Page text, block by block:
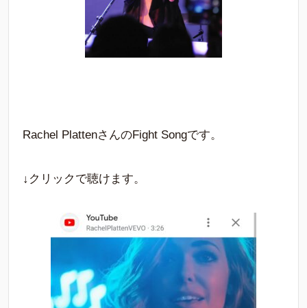
Rachel PlattenさんのFight Songです。
↓クリックで聴けます。